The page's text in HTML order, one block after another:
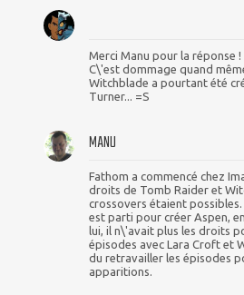
Merci Manu pour la réponse !
C\'est dommage quand
Witchblade a pourtant été
Turner... =S
MANU
Fathom a commencé chez
droits de Tomb Raider et
crossovers étaient
est parti pour créer Aspen,
lui, il n\'avait plus les droits
épisodes avec Lara Croft et
du retravailler les épisodes
apparitions.